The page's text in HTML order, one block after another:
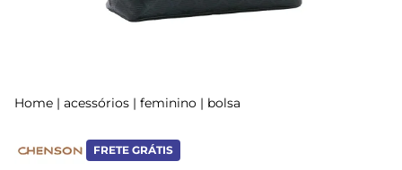
Home | acessórios | feminino | bolsa
FRETE GRÁTIS